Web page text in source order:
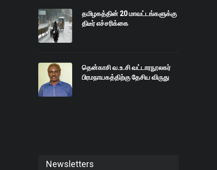
தமிழகத்தின் 20 மாவட்டங்களுக்கு
திடீர் எச்சரிக்கை
தென்காசி வ.உ.சி வட்டாரநூலகர்
பிரமநாயகத்திற்கு தேசிய விருது
Newsletters